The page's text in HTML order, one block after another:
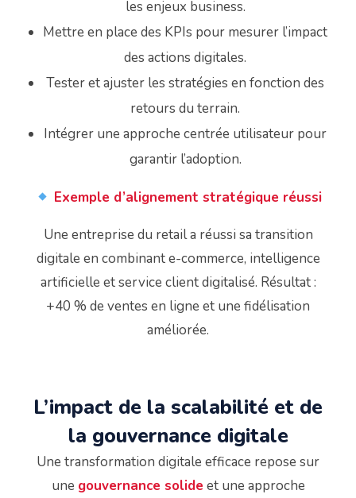
les enjeux business.
Mettre en place des KPIs pour mesurer l’impact
des actions digitales.
Tester et ajuster les stratégies en fonction des
retours du terrain.
Intégrer une approche centrée utilisateur pour
garantir l’adoption.
Exemple d’alignement stratégique réussi
Une entreprise du retail a réussi sa transition
digitale en combinant e-commerce, intelligence
artificielle et service client digitalisé. Résultat :
+40 % de ventes en ligne et une fidélisation
améliorée.
L’impact de la scalabilité et de
la gouvernance digitale
Une transformation digitale efficace repose sur
une gouvernance solide et une approche